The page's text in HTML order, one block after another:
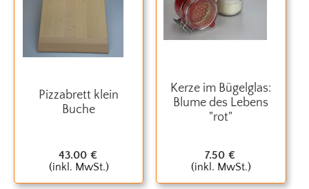
Pizzabrett klein
Buche
43.00 €
(inkl. MwSt.)
Kerze im Bügelglas:
Blume des Lebens
"rot"
7.50 €
(inkl. MwSt.)